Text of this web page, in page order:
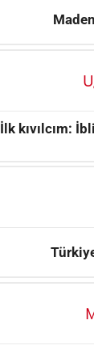
İlk kıvılcım: